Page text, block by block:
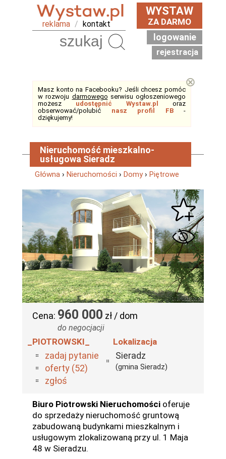
reklama / kontakt
WYSTAW
ZA DARMO
logowanie
rejestracja
Masz konto na Facebooku? Jeśli chcesz pomóc
w rozwoju darmowego serwisu ogłoszeniowego
możesz udostępnić Wystaw.pl
oraz
obserwować/polubić nasz profil FB-
dziękujemy!
⊗
Nieruchomość mieszkalno-
usługowa Sieradz
Główna › Nieruchomości › Domy› Piętrowe
Cena: 960 000 zł / dom
do negocjacji
_PIOTROWSKI_
zadaj pytanie
oferty (52)
zgłoś
Lokalizacja
Sieradz
(gmina Sieradz)
Biuro Piotrowski Nieruchomości oferuje
do sprzedaży nieruchomość gruntową
zabudowaną budynkami mieszkalnym i
usługowym zlokalizowaną przy ul. 1 Maja
48 w Sieradzu.